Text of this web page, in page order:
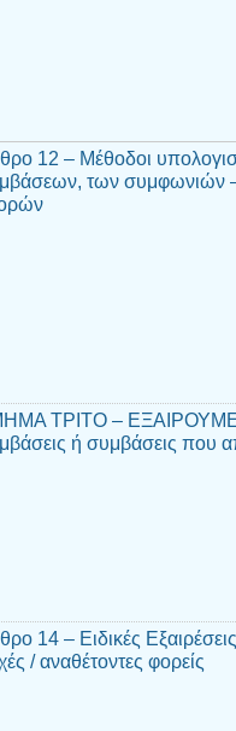
12 – Μέθοδοι
των συμφωνιών
ΤΡΙΤΟ –
ή συμβάσεις που
14 – Ειδικές
/ αναθέτοντες φορείς